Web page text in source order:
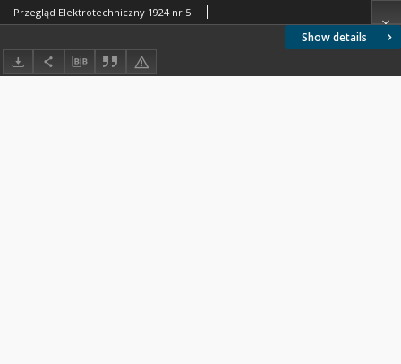
Show details
Przegląd Elektrotechniczny 1924 nr 5